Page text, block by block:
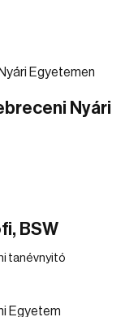
Nyári
BSW
tanévnyitó